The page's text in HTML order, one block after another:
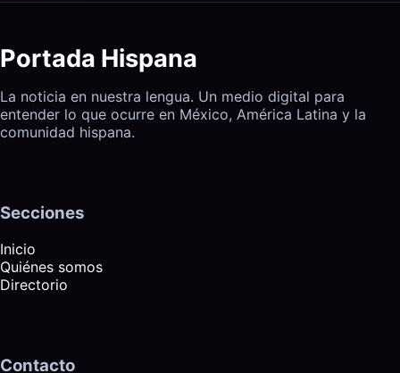
Portada Hispana
La noticia en nuestra lengua. Un medio digital para
entender lo que ocurre en México, América Latina y la
comunidad hispana.
Secciones
Inicio
Quiénes somos
Directorio
Contacto